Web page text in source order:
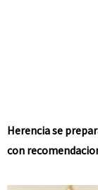
Herencia se
con